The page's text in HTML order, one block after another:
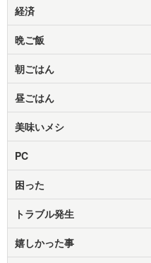
経済
晩ご飯
朝ごはん
昼ごはん
美味いメシ
PC
困った
トラブル発生
嬉しかった事